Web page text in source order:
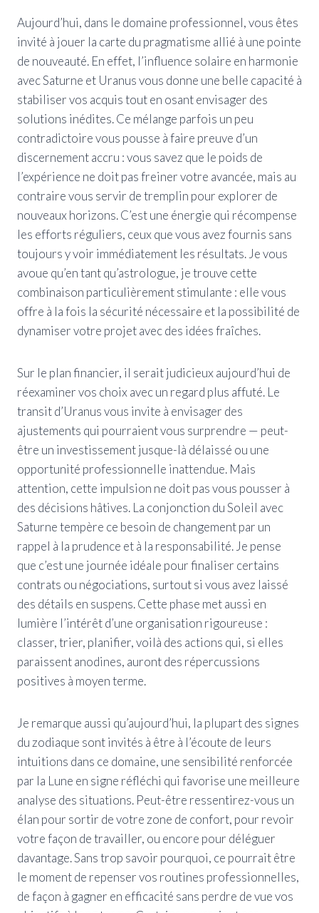
Aujourd’hui, dans le domaine professionnel, vous êtes
invité à jouer la carte du pragmatisme allié à une pointe
de nouveauté. En effet, l’influence solaire en harmonie
avec Saturne et Uranus vous donne une belle capacité à
stabiliser vos acquis tout en osant envisager des
solutions inédites. Ce mélange parfois un peu
contradictoire vous pousse à faire preuve d’un
discernement accru : vous savez que le poids de
l’expérience ne doit pas freiner votre avancée, mais au
contraire vous servir de tremplin pour explorer de
nouveaux horizons. C’est une énergie qui récompense
les efforts réguliers, ceux que vous avez fournis sans
toujours y voir immédiatement les résultats. Je vous
avoue qu’en tant qu’astrologue, je trouve cette
combinaison particulièrement stimulante : elle vous
offre à la fois la sécurité nécessaire et la possibilité de
dynamiser votre projet avec des idées fraîches.
Sur le plan financier, il serait judicieux aujourd’hui de
réexaminer vos choix avec un regard plus affuté. Le
transit d’Uranus vous invite à envisager des
ajustements qui pourraient vous surprendre — peut-
être un investissement jusque-là délaissé ou une
opportunité professionnelle inattendue. Mais
attention, cette impulsion ne doit pas vous pousser à
des décisions hâtives. La conjonction du Soleil avec
Saturne tempère ce besoin de changement par un
rappel à la prudence et à la responsabilité. Je pense
que c’est une journée idéale pour finaliser certains
contrats ou négociations, surtout si vous avez laissé
des détails en suspens. Cette phase met aussi en
lumière l’intérêt d’une organisation rigoureuse :
classer, trier, planifier, voilà des actions qui, si elles
paraissent anodines, auront des répercussions
positives à moyen terme.
Je remarque aussi qu’aujourd’hui, la plupart des signes
du zodiaque sont invités à être à l’écoute de leurs
intuitions dans ce domaine, une sensibilité renforcée
par la Lune en signe réfléchi qui favorise une meilleure
analyse des situations. Peut-être ressentirez-vous un
élan pour sortir de votre zone de confort, pour revoir
votre façon de travailler, ou encore pour déléguer
davantage. Sans trop savoir pourquoi, ce pourrait être
le moment de repenser vos routines professionnelles,
de façon à gagner en efficacité sans perdre de vue vos